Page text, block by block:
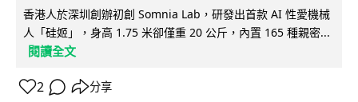
香港人於深圳創辦初創 Somnia Lab，研發出首款 AI 性愛機械
人「硅姬」，身高 1.75 米卻僅重 20 公斤，內置 165 種親密...
閱讀全文
2 分享